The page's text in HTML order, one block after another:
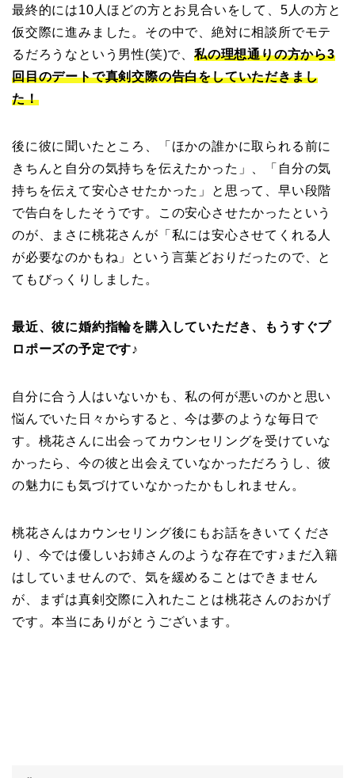
最終的には10人ほどの方とお見合いをして、5人の方と
仮交際に進みました。その中で、絶対に相談所でモテ
るだろうなという男性(笑)で、 私の理想通りの方から3
回目のデートで真剣交際の告白をしていただきまし
た！
後に彼に聞いたところ、「ほかの誰かに取られる前に
きちんと自分の気持ちを伝えたかった」、「自分の気
持ちを伝えて安心させたかった」と思って、早い段階
で告白をしたそうです。この安心させたかったという
のが、まさに桃花さんが「私には安心させてくれる人
が必要なのかもね」という言葉どおりだったので、と
てもびっくりしました。
最近、彼に婚約指輪を購入していただき、もうすぐプ
ロポーズの予定です♪
自分に合う人はいないかも、私の何が悪いのかと思い
悩んでいた日々からすると、今は夢のような毎日で
す。桃花さんに出会ってカウンセリングを受けていな
かったら、今の彼と出会えていなかっただろうし、彼
の魅力にも気づけていなかったかもしれません。
桃花さんはカウンセリング後にもお話をきいてくださ
り、今では優しいお姉さんのような存在です♪まだ入籍
はしていませんので、気を緩めることはできません
が、まずは真剣交際に入れたことは桃花さんのおかげ
です。本当にありがとうございます。